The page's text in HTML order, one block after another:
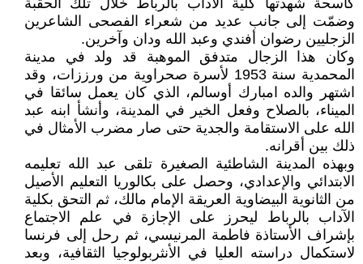
كاسحة شهدتها كلية الآداب بالرباط خلال تلك الحقبة
وضمّت إلى جانب عديد من شعراء الفصحى الشاعرين
الزجليين رضوان أفندي وعبد الله ودان وآخرين.
وكان هذا الزجال متدفق الموهبة قد ولد في مدينة
المحمدية سنة 1953 لأسرة صحراوية من ورززات، وقد
اشتهر والده امبارك أوسالم، الذي كان يعمل سائقا في
الميناء، بالصلاح وفعل الخير في المدينة، وأنشأ ابنه عبد
الله على الاستقامة والجدية حتى صار مضرب الأمثال في
ذلك بين أقرانه.
وبهذه المدينة الشاطئية الصغيرة تلقى عبد الله تعليمه
الابتدائي والإعدادي، وحصل على بكالوريا التعليم الأصيل
من الثانوية البيضاوية العريقة الإمام مالك، ثم التحق بكلية
الآداب بالرباط ليحرز على الإجازة في علم الاجتماع
بإشراف الأستاذة فاطمة المرنيسي، ثم رحل إلى فرنسا
لاستكمال دراسته العليا في الأنثربولوجيا الثقافية، وبعد